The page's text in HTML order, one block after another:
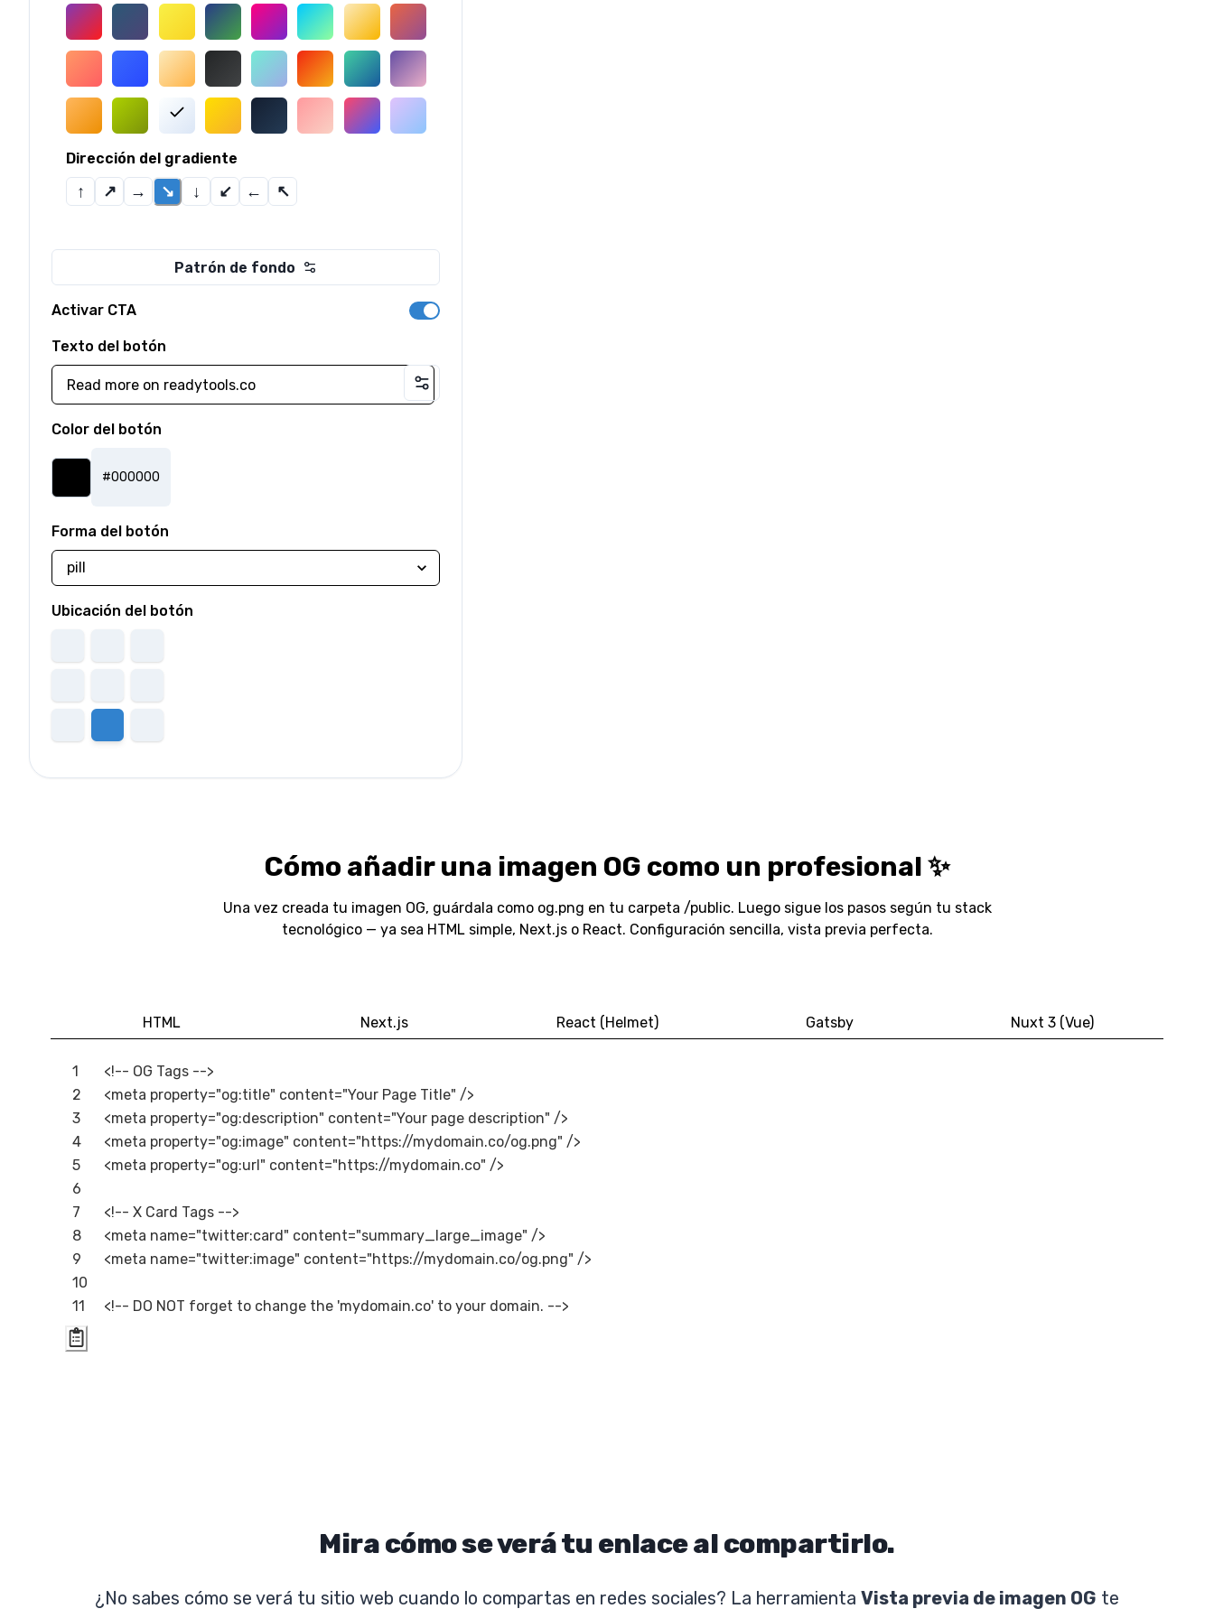
Dirección del gradiente
↑ ↗ → ↘ ↓ ↙ ← ↖
Patrón de fondo
Activar CTA
Texto del botón
Color del botón
#000000
Forma del botón
Ubicación del botón
Cómo añadir una imagen OG como un profesional ✨
Una vez creada tu imagen OG, guárdala como og.png en tu carpeta /public. Luego sigue los pasos según tu stack
tecnológico — ya sea HTML simple, Next.js o React. Configuración sencilla, vista previa perfecta.
HTML Next.js React (Helmet) Gatsby Nuxt 3 (Vue)
<!-- OG Tags -->
<meta property="og:title" content="Your Page Title" />
<meta property="og:description" content="Your page description" />
<meta property="og:image" content="https://mydomain.co/og.png" />
<meta property="og:url" content="https://mydomain.co" />
<!-- X Card Tags -->
<meta name="twitter:card" content="summary_large_image" />
<meta name="twitter:image" content="https://mydomain.co/og.png" />
<!-- DO NOT forget to change the 'mydomain.co' to your domain. -->
Mira cómo se verá tu enlace al compartirlo.
¿No sabes cómo se verá tu sitio web cuando lo compartas en redes sociales? La herramienta Vista previa de imagen OG te